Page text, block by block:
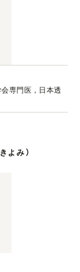
専門医，日本透
よみ ）